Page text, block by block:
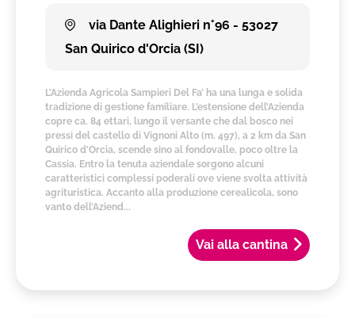
via Dante Alighieri n°96 - 53027
San Quirico d'Orcia (SI)
Vai alla cantina
L’Azienda Agricola Sampieri Del Fa’ ha una lunga e solida
tradizione di gestione familiare. L’estensione dell’Azienda
copre ca. 84 ettari, lungo il versante che dal bosco nei
pressi del castello di Vignoni Alto (m. 497), a 2 km da San
Quirico d’Orcia, scende sino al fondovalle, poco oltre la
Cassia. Entro la tenuta aziendale sorgono alcuni
caratteristici complessi poderali ove viene svolta attività
agrituristica. Accanto alla produzione cerealicola, sono
vanto dell’Aziend...